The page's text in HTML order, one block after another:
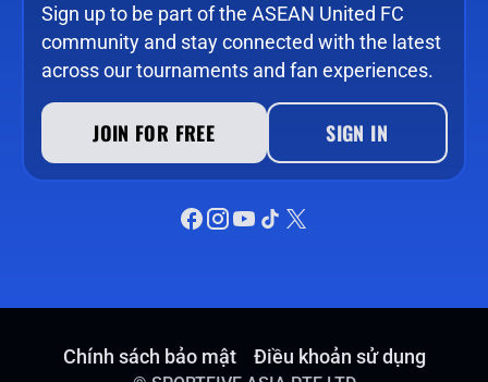
Sign up to be part of the ASEAN United FC
community and stay connected with the latest
across our tournaments and fan experiences.
JOIN FOR FREE SIGN IN
Chính sách bảo mật Điều khoản sử dụng